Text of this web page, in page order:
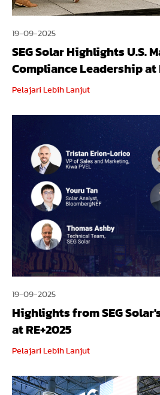
19-09-2025
SEG Solar Highlights U.S.
Compliance Leadership at
Pelajari Lebih Lanjut
19-09-2025
Highlights from SEG
at RE+2025
Pelajari Lebih Lanjut